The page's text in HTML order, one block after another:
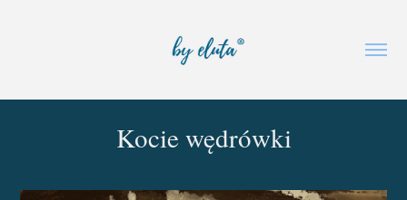
Kocie wędrówki